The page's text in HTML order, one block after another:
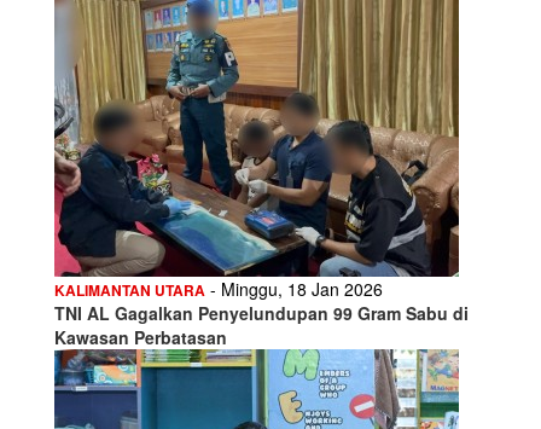
KALIMANTAN UTARA - Minggu, 18 Jan 2026
TNI AL Gagalkan Penyelundupan 99 Gram Sabu di
Kawasan Perbatasan